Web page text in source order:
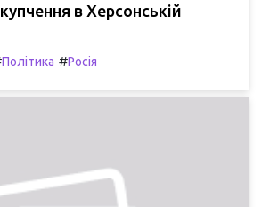
в Херсонській
Політика #Росія